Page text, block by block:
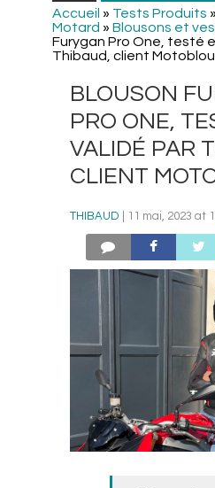
Accueil » Tests Produits »
Motard » Blousons et
Furygan Pro One, testé
Thibaud, client
BLOUSON
PRO ONE,
VALIDÉ PAR
CLIENT
THIBAUD | 11 mai, 2023 at